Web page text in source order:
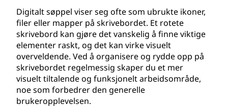
Digitalt søppel viser seg ofte som ubrukte ikoner,
filer eller mapper på skrivebordet. Et rotete
skrivebord kan gjøre det vanskelig å finne viktige
elementer raskt, og det kan virke visuelt
overveldende. Ved å organisere og rydde opp på
skrivebordet regelmessig skaper du et mer
visuelt tiltalende og funksjonelt arbeidsområde,
noe som forbedrer den generelle
brukeropplevelsen.